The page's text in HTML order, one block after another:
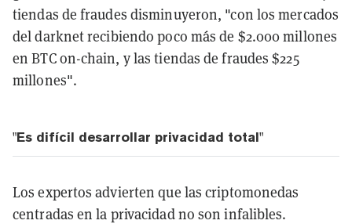
tiendas de fraudes disminuyeron, "con los mercados
del darknet recibiendo poco más de $2.000 millones
en BTC on-chain, y las tiendas de fraudes $225
millones".
"Es difícil desarrollar privacidad total"
Los expertos advierten que las criptomonedas
centradas en la privacidad no son infalibles.